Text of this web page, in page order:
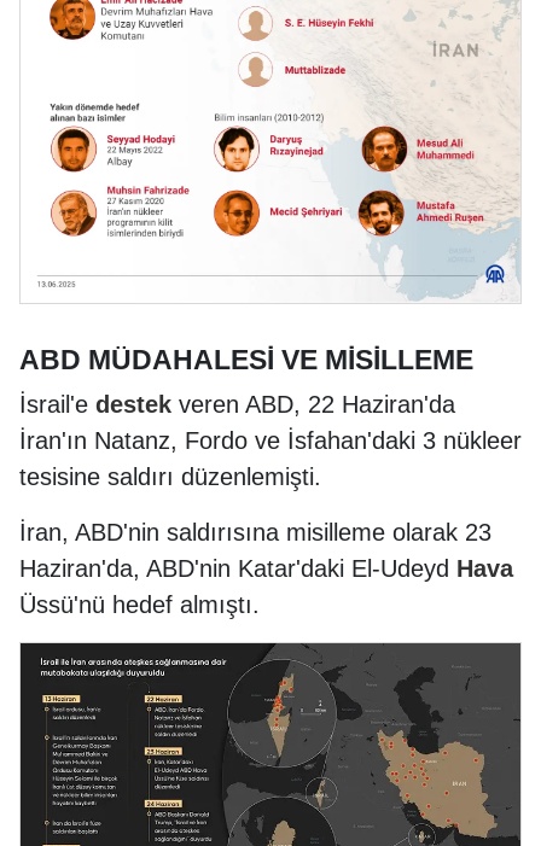
ABD MÜDAHALESİ VE MİSİLLEME
İsrail'e destek veren ABD, 22 Haziran'da
İran'ın Natanz, Fordo ve İsfahan'daki 3 nükleer
tesisine saldırı düzenlemişti.
İran, ABD'nin saldırısına misilleme olarak 23
Haziran'da, ABD'nin Katar'daki El-Udeyd Hava
Üssü'nü hedef almıştı.